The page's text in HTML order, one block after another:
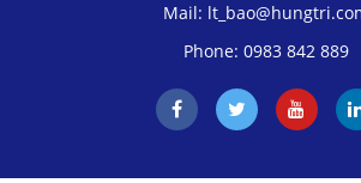
Mail:
Phone: 0983 842 889